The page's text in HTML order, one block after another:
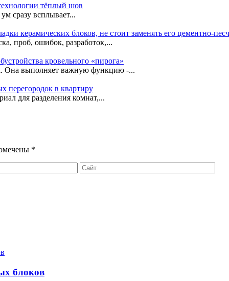
тёплый шов
сразу всплывает...
керамических блоков, не стоит заменять его цементно-
проб, ошибок, разработок,...
кровельного «пирога»
Она выполняет важную функцию -...
перегородок в квартиру
для разделения комнат,...
*
блоков